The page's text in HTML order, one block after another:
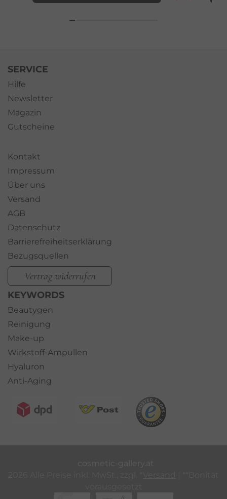
SERVICE
Hilfe
Newsletter
Magazin
Gutscheine
Kontakt
Impressum
Über uns
Versand
AGB
Datenschutz
Barrierefreiheitserklärung
Bezugsquellen
Vertrag widerrufen
KEYWORDS
Beautygen
Reinigung
Make-up
Wirkstoff-Ampullen
Hyaluron
Anti-Aging
cosmetic-gallery.at